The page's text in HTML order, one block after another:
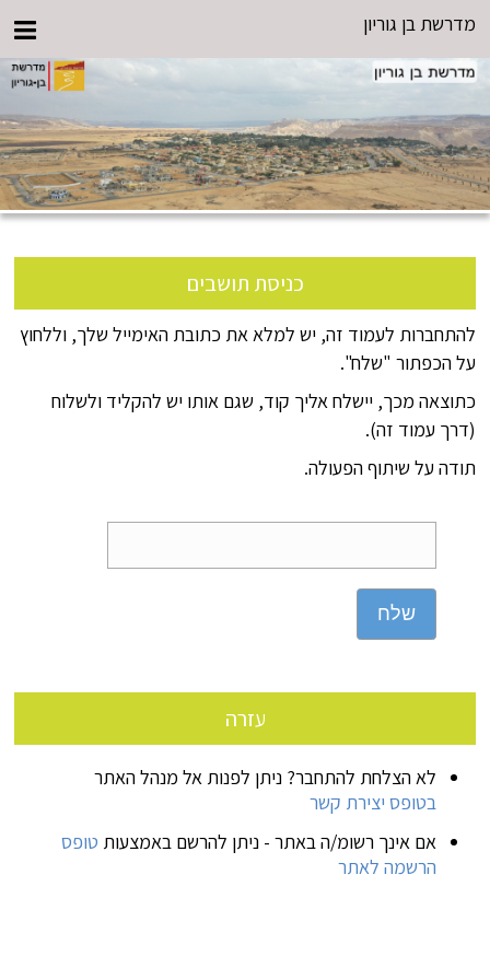
מדרשת בן גוריון
כניסת תושבים
להתחברות לעמוד זה, יש למלא את כתובת האימייל שלך, וללחוץ
על הכפתור "שלח".
כתוצאה מכך, יישלח אליך קוד, שגם אותו יש להקליד ולשלוח
(דרך עמוד זה).
תודה על שיתוף הפעולה.
שלח
עזרה
לא הצלחת להתחבר? ניתן לפנות אל מנהל האתר
בטופס יצירת קשר
אם אינך רשומ/ה באתר - ניתן להרשם באמצעות טופס
הרשמה לאתר